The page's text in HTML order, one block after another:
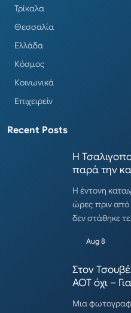
Τρίκαλα
Θεσσαλία
Ελλάδα
Κόσμος
Κοινωνικά
Επιχειρείν
Recent Posts
Η
παρά την
Η έντονη
ώρες πριν από
δεν στάθηκε
Aug 8
Στον
ΑΟΤ όχι –
Μια